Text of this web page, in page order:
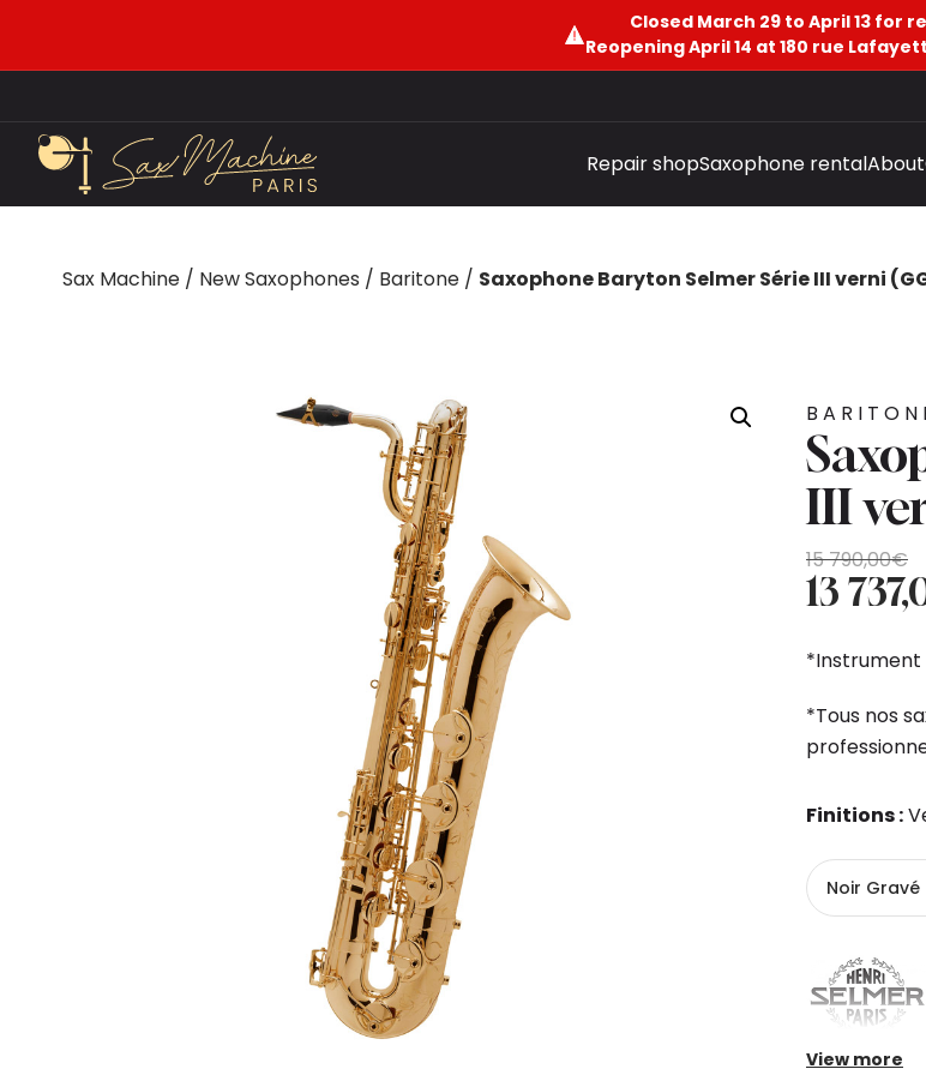
Closed March 29 to April 13 for
Reopening April 14 at 180 rue
Repair shopSaxophone rentalAbout
Sax Machine / New Saxophones / Baritone / Saxophone Baryton Selmer Série III verni
III
15 790,00€
Original
price
15
13
Current
price
13
*Instrument
*Tous nos
Finitions :
Noir Gravé
View more